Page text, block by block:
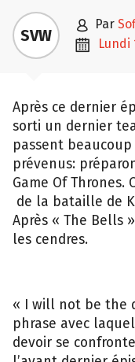
SVW  par
 lundi
Après ce dernier
sorti un dernier
passent
prévenus:
Game Of Thrones.
de la bataille de
Après « The Bells
les cendres.
« I will not be the
phrase avec
devoir se